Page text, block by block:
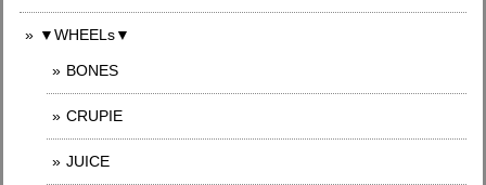
▼WHEELs▼
BONES
CRUPIE
JUICE